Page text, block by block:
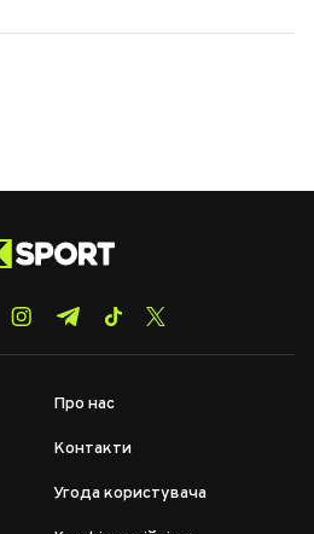
Про нас
Контакти
Угода користувача